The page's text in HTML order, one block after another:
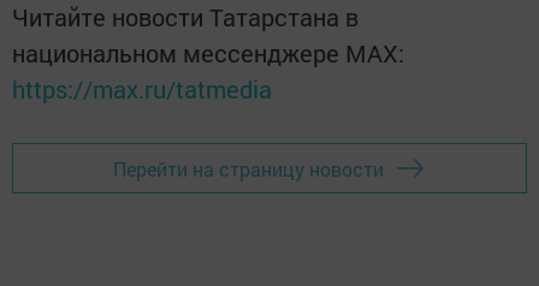
Читайте новости Татарстана в
национальном мессенджере MАХ:
https://max.ru/tatmedia
Перейти на страницу новости